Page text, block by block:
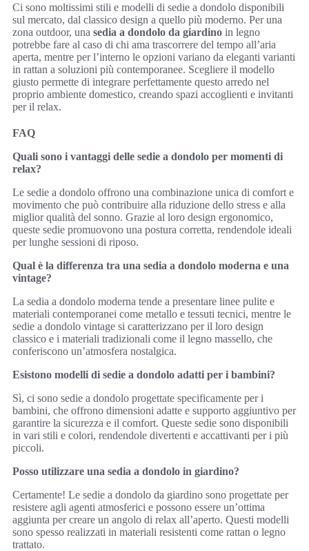
Ci sono moltissimi stili e modelli di sedie a dondolo disponibili
sul mercato, dal classico design a quello più moderno. Per una
zona outdoor, una sedia a dondolo da giardino in legno
potrebbe fare al caso di chi ama trascorrere del tempo all’aria
aperta, mentre per l’interno le opzioni variano da eleganti varianti
in rattan a soluzioni più contemporanee. Scegliere il modello
giusto permette di integrare perfettamente questo arredo nel
proprio ambiente domestico, creando spazi accoglienti e invitanti
per il relax.
FAQ
Quali sono i vantaggi delle sedie a dondolo per momenti di
relax?
Le sedie a dondolo offrono una combinazione unica di comfort e
movimento che può contribuire alla riduzione dello stress e alla
miglior qualità del sonno. Grazie al loro design ergonomico,
queste sedie promuovono una postura corretta, rendendole ideali
per lunghe sessioni di riposo.
Qual è la differenza tra una sedia a dondolo moderna e una
vintage?
La sedia a dondolo moderna tende a presentare linee pulite e
materiali contemporanei come metallo e tessuti tecnici, mentre le
sedie a dondolo vintage si caratterizzano per il loro design
classico e i materiali tradizionali come il legno massello, che
conferiscono un’atmosfera nostalgica.
Esistono modelli di sedie a dondolo adatti per i bambini?
Sì, ci sono sedie a dondolo progettate specificamente per i
bambini, che offrono dimensioni adatte e supporto aggiuntivo per
garantire la sicurezza e il comfort. Queste sedie sono disponibili
in vari stili e colori, rendendole divertenti e accattivanti per i più
piccoli.
Posso utilizzare una sedia a dondolo in giardino?
Certamente! Le sedie a dondolo da giardino sono progettate per
resistere agli agenti atmosferici e possono essere un’ottima
aggiunta per creare un angolo di relax all’aperto. Questi modelli
sono spesso realizzati in materiali resistenti come rattan o legno
trattato.